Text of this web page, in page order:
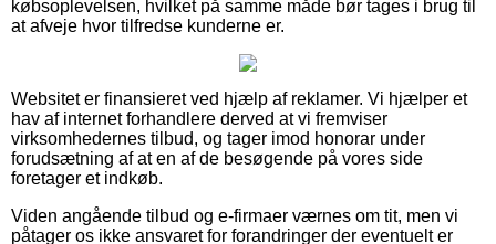
købsoplevelsen, hvilket på samme måde bør tages i brug til
at afveje hvor tilfredse kunderne er.
Websitet er finansieret ved hjælp af reklamer. Vi hjælper et
hav af internet forhandlere derved at vi fremviser
virksomhedernes tilbud, og tager imod honorar under
forudsætning af at en af de besøgende på vores side
foretager et indkøb.
Viden angående tilbud og e-firmaer værnes om tit, men vi
påtager os ikke ansvaret for forandringer der eventuelt er